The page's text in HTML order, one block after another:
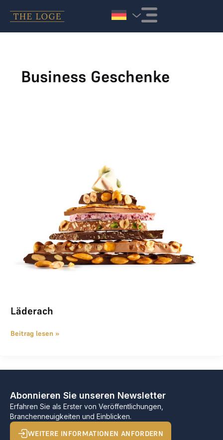
Business Geschenke
Läderach
Beitrag lesen »
Abonnieren Sie unseren Newsletter
Erfahren Sie als Erster von Veröffentlichungen,
Branchenneuigkeiten und Einblicken.
WEITERE INFORMATIONEN ANFORDERN